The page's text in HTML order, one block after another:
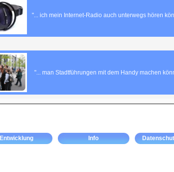
"... ich mein Internet-Radio auch unterwegs hören
"... man Stadtführungen mit dem Handy machen
Entwicklung Info